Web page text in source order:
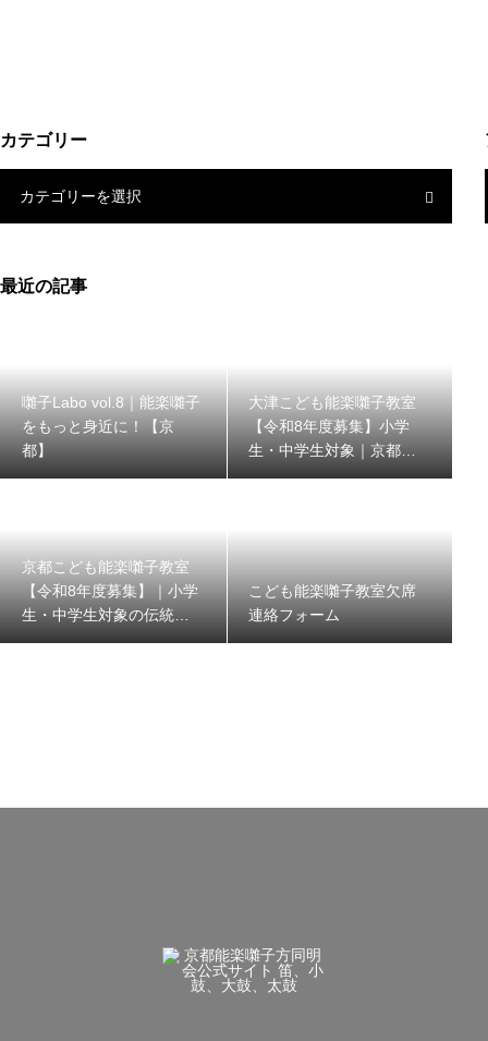
カテゴリー
カテゴリーを選択
最近の記事
囃子Labo vol.8｜能楽囃子
をもっと身近に！【京
都】
大津こども能楽囃子教室
【令和8年度募集】小学
生・中学生対象｜京都能
京都こども能楽囃子教室
【令和8年度募集】｜小学
生・中学生対象の伝統文
こども能楽囃子教室欠席
連絡フォーム